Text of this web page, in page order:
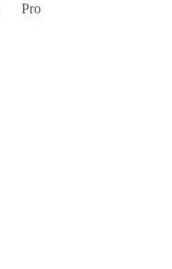
Pro